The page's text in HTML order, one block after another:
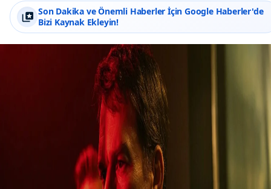
Son Dakika ve Önemli Haberler İçin Google Haberler'de
Bizi Kaynak Ekleyin!